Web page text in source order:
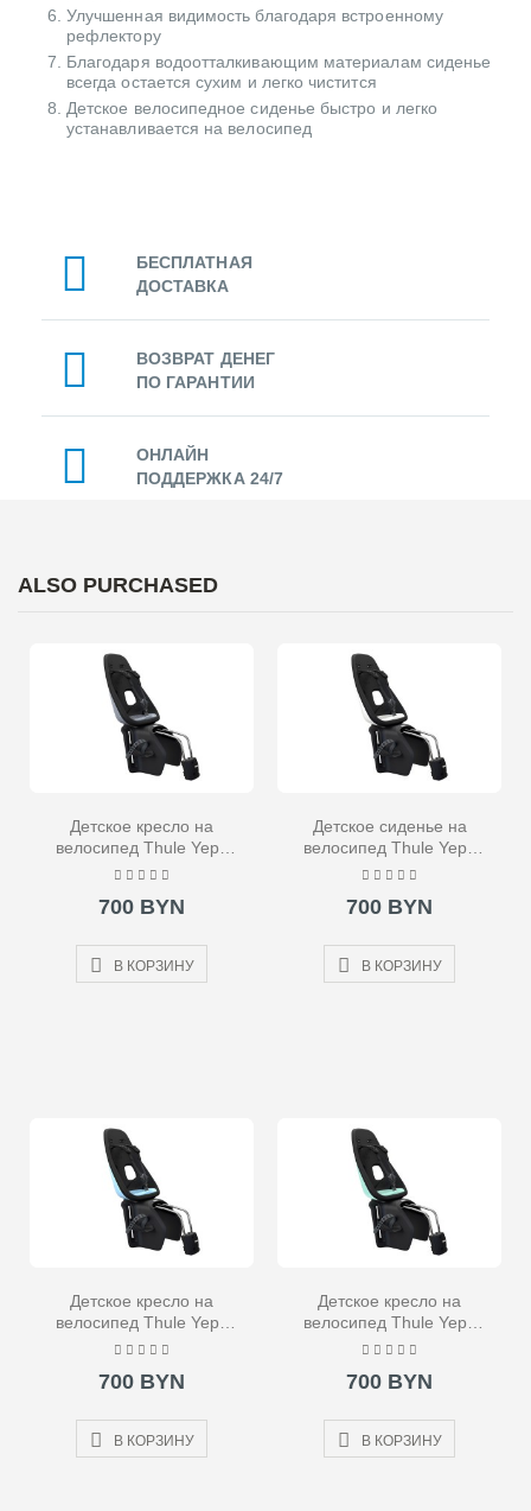
Улучшенная видимость благодаря встроенному
рефлектору
Благодаря водоотталкивающим материалам сиденье
всегда остается сухим и легко чистится
Детское велосипедное сиденье быстро и легко
устанавливается на велосипед
БЕСПЛАТНАЯ
ДОСТАВКА
ВОЗВРАТ ДЕНЕГ
ПО ГАРАНТИИ
ОНЛАЙН
ПОДДЕРЖКА 24/7
ALSO PURCHASED
Детское кресло на
велосипед Thule Yepp
Nexxt Maxi Frame
700 BYN
В КОРЗИНУ
Детское сиденье на
велосипед Thule Yepp
Nexxt Maxi Frame
700 BYN
В КОРЗИНУ
Детское кресло на
велосипед Thule Yepp
Nexxt Maxi Frame
700 BYN
В КОРЗИНУ
Детское кресло на
велосипед Thule Yepp
Nexxt Maxi Frame
700 BYN
В КОРЗИНУ